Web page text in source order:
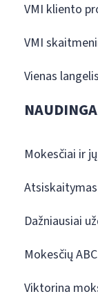
VMI kliento
VMI
Vienas
NAUDINGA
Mokesčiai ir
Dažniausiai
Mokesčių ABC
Viktorina